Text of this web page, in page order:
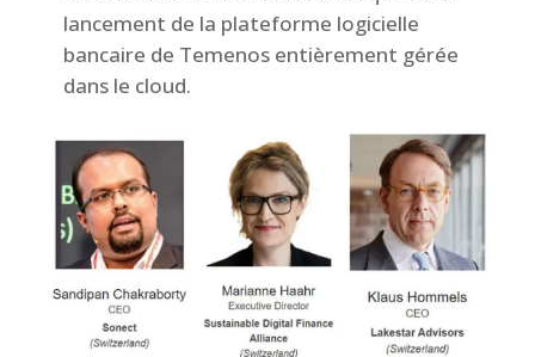
lancement de la plateforme logicielle
bancaire de Temenos entièrement gérée
dans le cloud.